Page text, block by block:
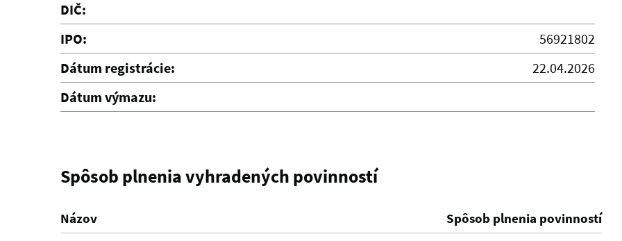
DIČ:
IPO:
56921802
Dátum registrácie:
22.04.2026
Dátum výmazu:
Spôsob plnenia vyhradených povinností
Názov Spôsob plnenia povinností